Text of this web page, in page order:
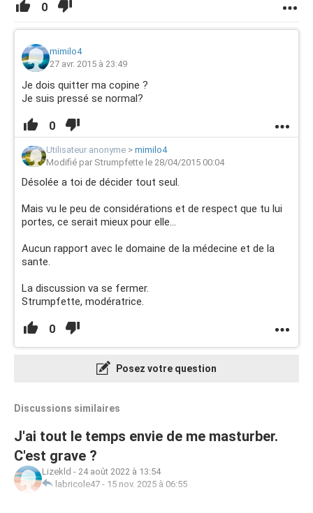
0
mimilo4
27 avr. 2015 à 23:49
Je dois quitter ma copine ?
Je suis pressé se normal?
0
Utilisateur anonyme > mimilo4
Modifié par Strumpfette le 28/04/2015 00:04
Désolée a toi de décider tout seul.
Mais vu le peu de considérations et de respect que tu lui
portes, ce serait mieux pour elle...
Aucun rapport avec le domaine de la médecine et de la
sante.
La discussion va se fermer.
Strumpfette, modératrice.
0
Posez votre question
Discussions similaires
J'ai tout le temps envie de me masturber.
C'est grave ?
Lizekld - 24 août 2022 à 13:54
labricole47 - 15 nov. 2025 à 06:55